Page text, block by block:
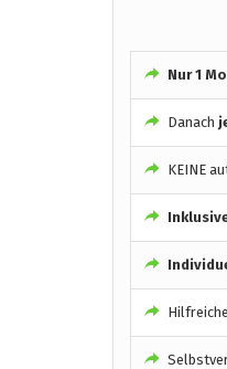
Nur 1
Danach
KEINE